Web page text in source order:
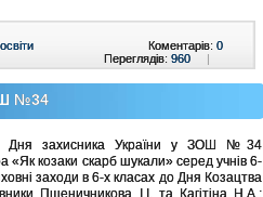
Коментарів: 0
Переглядів: 960 |
№34
Дня захисника України у ЗОШ №34
«Як козаки скарб шукали» серед учнів 6-
заходи в 6-х класах до Дня Козацтва
Пшеничникова І.І. та Кагітіна Н.А.;